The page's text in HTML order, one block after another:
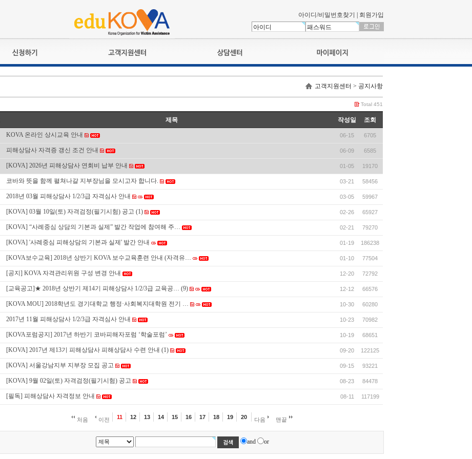
아이디/비밀번호찾기 회원가입
교육훈련
자격심사
자격복원
공지사항
규정ㆍ양식
상담접수
나의신청내역
교육영상강의실
회원정보
나의 신청비
나의활동내역
나의 연회비
고객지원센터 > 공지사항
Total 451
제목 작성일 조회
KOVA 온라인 상시교육 안내 06-15 6705
피해상담사 자격증 갱신 조건 안내 06-09 6585
[KOVA] 2026년 피해상담사 연회비 납부 안내 01-05 19170
코바와 뜻을 함께 펼쳐나갈 지부장님을 모시고자 합니다. 03-21 58456
2018년 03월 피해상담사 1/2/3급 자격심사 안내 03-05 59967
[KOVA] 03월 10일(토) 자격검정(필기시험) 공고 (1) 02-26 65927
[KOVA] “사례중심 상담의 기본과 실제” 발간 작업에 참여해 주… 02-21 79270
[KOVA] '사례중심 피해상담의 기본과 실제' 발간 안내 01-19 186238
[KOVA보수교육] 2018년 상반기 KOVA 보수교육훈련 안내 (자격유… 01-10 77504
[공지] KOVA 자격관리위원 구성 변경 안내 12-20 72792
[교육공고]★ 2018년 상반기 제14기 피해상담사 1/2/3급 교육공… (9) 12-12 66576
[KOVA MOU] 2018학년도 경기대학교 행정·사회복지대학원 전기 … 10-30 60280
2017년 11월 피해상담사 1/2/3급 자격심사 안내 10-23 70982
[KOVA포럼공지] 2017년 하반기 코바피해자포럼 ‘학술포럼’ 10-19 68651
[KOVA] 2017년 제13기 피해상담사 피해상담사 수련 안내 (1) 09-20 122125
[KOVA] 서울강남지부 지부장 모집 공고 09-15 93221
[KOVA] 9월 02일(토) 자격검정(필기시험) 공고 08-23 84478
[필독] 피해상담사 자격정보 안내 08-11 117199
처음 이전 11 12 13 14 15 16 17 18 19 20 다음 맨끝
and or